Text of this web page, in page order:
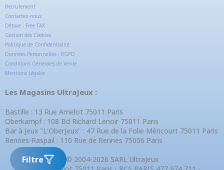
Filtre
Recrutement
Contactez-nous
Détaxe - Free TAX
Gestion des Cookies
Politique de Confidentialité
Données Personnelles - RGPD
Conditions Générales de Vente
Mentions Légales
Les Magasins UltraJeux :
Bastille : 13 Rue Amelot 75011 Paris
Oberkampf : 108 Bd Richard Lenoir 75011 Paris
Bar à Jeux "L'OberJeux" : 47 Rue de la Folie Méricourt 75011 Paris
Rennes-Raspail : 110 Rue de Rennes 75006 Paris
© 2004-2026 SARL UltraJeux